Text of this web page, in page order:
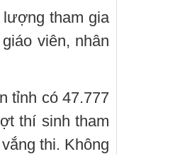
tham gia
viên, nhân
tỉnh có 47.777
thí sinh tham
thi. Không